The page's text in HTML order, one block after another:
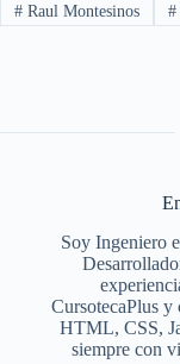
#Raul Montesinos #
Soy Ingeniero
CursotecaPlus y
HTML, CSS,
siempre con